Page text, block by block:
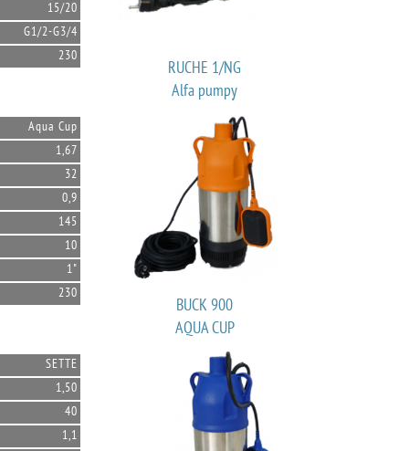
15/20
G1/2-G3/4
230
RUCHE 1/NG
Alfa pumpy
Aqua Cup
1,67
32
0,9
145
10
1"
230
BUCK 900
AQUA CUP
SETTE
1,50
40
1,1